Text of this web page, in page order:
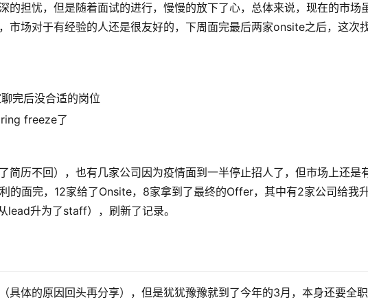
的担忧，但是随着面试的进行，慢慢的放下了心，总体来说，现在的市场
市场对于有经验的人还是很友好的，下周面完最后两家onsite之后，这次
完后没合适的岗位
freeze了
简历不回），也有几家公司因为疫情面到一半停止招人了，但市场上还是
的面完，12家给了Onsite，8家拿到了最终的Offer，其中有2家公司给我
升为了staff），刷新了记录。
具体的原因回头再分享），但是犹犹豫豫就到了今年的3月，本身还要全